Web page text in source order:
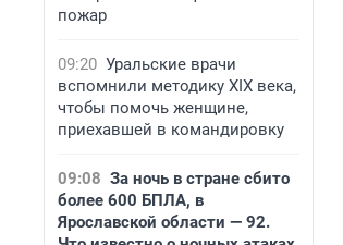
пожар
09:20 Уральские врачи
вспомнили методику XIX века,
чтобы помочь женщине,
приехавшей в командировку
09:08 За ночь в стране сбито
более 600 БПЛА, в
Ярославской области — 92.